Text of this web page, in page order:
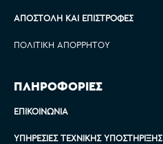
ΑΠΟΣΤΟΛΉ ΚΑΙ ΕΠΙΣΤΡΟΦΈΣ
ΠΟΛΙΤΙΚΉ ΑΠΟΡΡΉΤΟΥ
ΠΛΗΡΟΦΟΡΙΕΣ
ΕΠΙΚΟΙΝΩΝΊΑ
ΥΠΗΡΕΣΊΕΣ ΤΕΧΝΙΚΉΣ ΥΠΟΣΤΉΡΙΞΗΣ